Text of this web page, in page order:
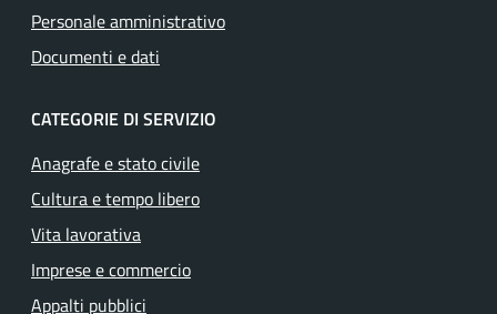
Personale amministrativo
Documenti e dati
CATEGORIE DI SERVIZIO
Anagrafe e stato civile
Cultura e tempo libero
Vita lavorativa
Imprese e commercio
Appalti pubblici